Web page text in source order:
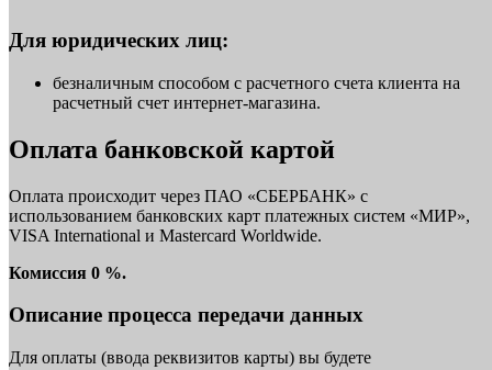
Для юридических лиц:
безналичным способом с расчетного счета клиента на
расчетный счет интернет-магазина.
Оплата банковской картой
Оплата происходит через ПАО «СБЕРБАНК» с
использованием банковских карт платежных систем «МИР»,
VISA International и Mastercard Worldwide.
Комиссия 0 %.
Описание процесса передачи данных
Для оплаты (ввода реквизитов карты) вы будете